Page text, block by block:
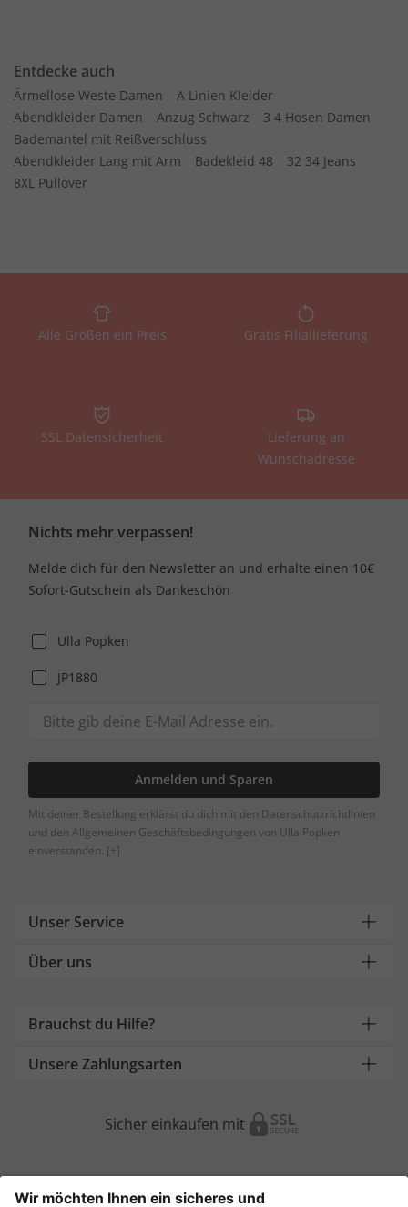
Entdecke auch
Ärmellose Weste Damen
A Linien Kleider
Abendkleider Damen
Anzug Schwarz
3 4 Hosen Damen
Bademantel mit Reißverschluss
Abendkleider Lang mit Arm
Badekleid 48
32 34 Jeans
8XL Pullover
Alle Größen ein Preis Gratis Filiallieferung
SSL Datensicherheit
Lieferung an
Wunschadresse
Nichts mehr verpassen!
Melde dich für den Newsletter an und erhalte einen 10€
Sofort-Gutschein als Dankeschön
Ulla Popken
JP1880
Anmelden und Sparen
Mit deiner Bestellung erklärst du dich mit den Datenschutzrichtlinien
und den Allgemeinen Geschäftsbedingungen von Ulla Popken
einverstanden. [+]
Unser Service
Über uns
Brauchst du Hilfe?
Unsere Zahlungsarten
Sicher einkaufen mit
Weitere Onlineshops